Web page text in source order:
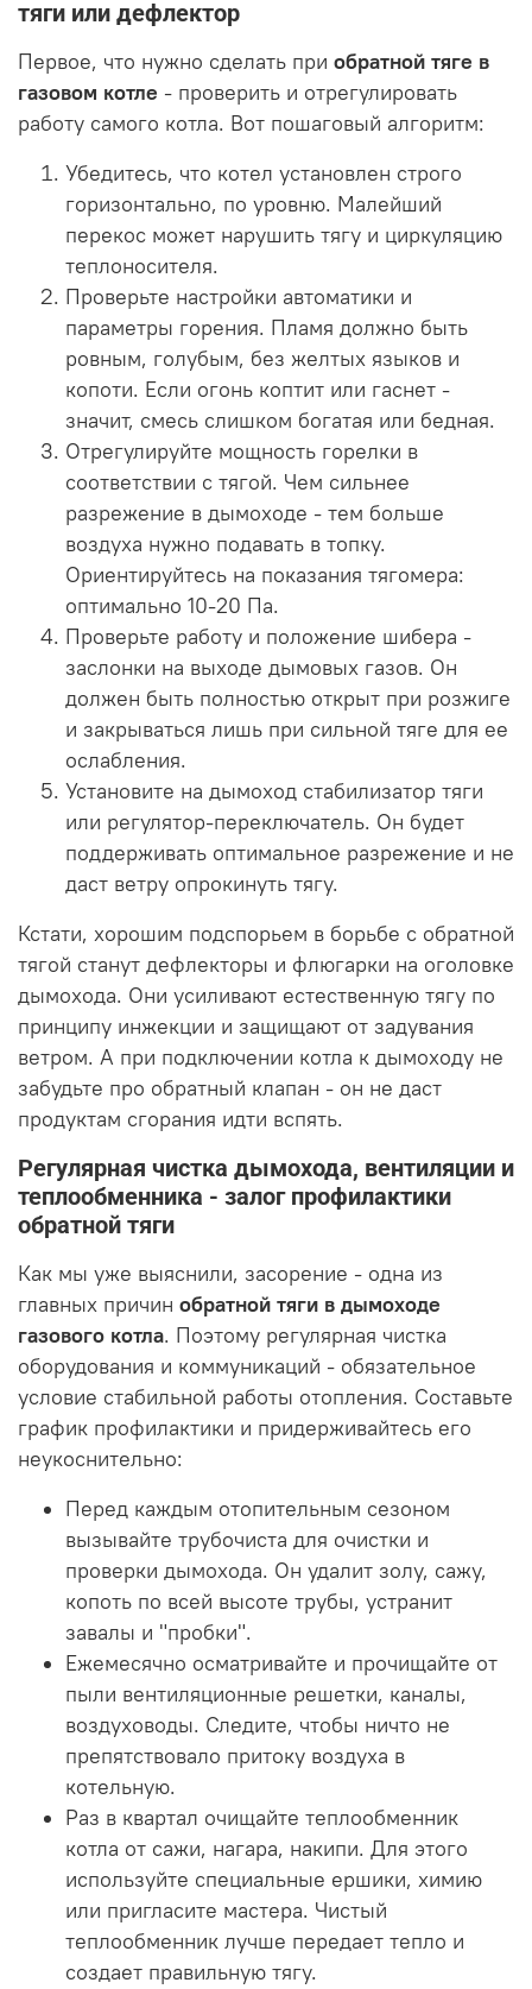
тяги или дефлектор
Первое, что нужно сделать при обратной тяге в
газовом котле - проверить и отрегулировать
работу самого котла. Вот пошаговый алгоритм:
Убедитесь, что котел установлен строго
горизонтально, по уровню. Малейший
перекос может нарушить тягу и циркуляцию
теплоносителя.
Проверьте настройки автоматики и
параметры горения. Пламя должно быть
ровным, голубым, без желтых языков и
копоти. Если огонь коптит или гаснет -
значит, смесь слишком богатая или бедная.
Отрегулируйте мощность горелки в
соответствии с тягой. Чем сильнее
разрежение в дымоходе - тем больше
воздуха нужно подавать в топку.
Ориентируйтесь на показания тягомера:
оптимально 10-20 Па.
Проверьте работу и положение шибера -
заслонки на выходе дымовых газов. Он
должен быть полностью открыт при розжиге
и закрываться лишь при сильной тяге для ее
ослабления.
Установите на дымоход стабилизатор тяги
или регулятор-переключатель. Он будет
поддерживать оптимальное разрежение и не
даст ветру опрокинуть тягу.
Кстати, хорошим подспорьем в борьбе с обратной
тягой станут дефлекторы и флюгарки на оголовке
дымохода. Они усиливают естественную тягу по
принципу инжекции и защищают от задувания
ветром. А при подключении котла к дымоходу не
забудьте про обратный клапан - он не даст
продуктам сгорания идти вспять.
Регулярная чистка дымохода, вентиляции и
теплообменника - залог профилактики
обратной тяги
Как мы уже выяснили, засорение - одна из
главных причин обратной тяги в дымоходе
газового котла. Поэтому регулярная чистка
оборудования и коммуникаций - обязательное
условие стабильной работы отопления. Составьте
график профилактики и придерживайтесь его
неукоснительно:
Перед каждым отопительным сезоном
вызывайте трубочиста для очистки и
проверки дымохода. Он удалит золу, сажу,
копоть по всей высоте трубы, устранит
завалы и "пробки".
Ежемесячно осматривайте и прочищайте от
пыли вентиляционные решетки, каналы,
воздуховоды. Следите, чтобы ничто не
препятствовало притоку воздуха в
котельную.
Раз в квартал очищайте теплообменник
котла от сажи, нагара, накипи. Для этого
используйте специальные ершики, химию
или пригласите мастера. Чистый
теплообменник лучше передает тепло и
создает правильную тягу.